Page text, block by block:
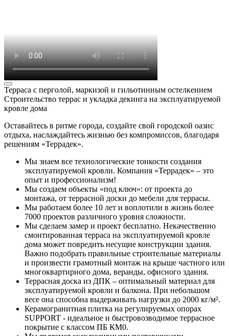
Терраса с перголой, маркизой и гильотинным остелкением
Строительство террас и укладка декинга на эксплуатируемой
кровле дома
Оставайтесь в ритме города, создайте свой городской оазис
отдыха, наслаждайтесь жизнью без компромиссов, благодаря
решениям «Террадек».
Мы знаем все технологические тонкости создания
эксплуатируемой кровли. Компания «Террадек» – это
опыт и профессионализм!
Мы создаем объекты «под ключ»: от проекта до
монтажа, от террасной доски до мебели для террасы.
Мы работаем более 10 лет и воплотили в жизнь более
7000 проектов различного уровня сложности.
Мы сделаем замер и проект бесплатно. Некачественно
смонтированная терраса на эксплуатируемой кровле
дома может повредить несущие конструкции здания.
Важно подобрать правильные строительные материалы
и произвести грамотный монтаж на крыше частного или
многоквартирного дома, веранды, офисного здания.
Террасная доска из ДПК – оптимальный материал для
эксплуатируемой кровли и балкона. При небольшом
весе она способна выдерживать нагрузки до 2000 кг/м².
Керамогранитная плитка на регулируемых опорах
SUPPORT - идеальное и быстровозводимое террасное
покрытие с классом ПБ КМ0.